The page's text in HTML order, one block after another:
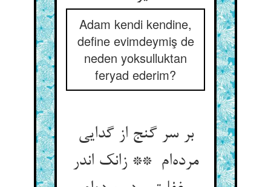
Adam kendi kendine,
define evimdeymiş de
neden yoksulluktan
feryad ederim?
بر سر گنج از گدایی
مرده‌ام ** زانک اندر